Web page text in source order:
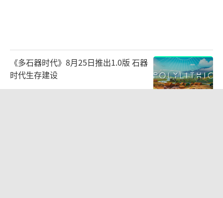
《多石器时代》8月25日推出1.0版 石器
时代生存建设
2026-07-22 10:33:56